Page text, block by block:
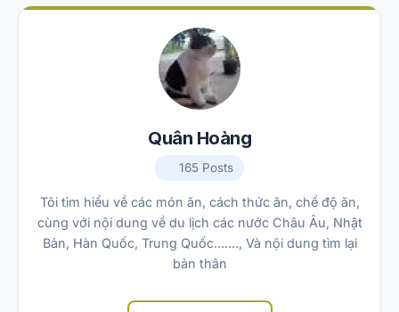
Quân Hoàng
165 Posts
Tôi tìm hiểu về các món ăn, cách thức ăn, chế độ ăn,
cùng với nội dung về du lịch các nước Châu Âu, Nhật
Bản, Hàn Quốc, Trung Quốc......., Và nội dung tìm lại
bản thân